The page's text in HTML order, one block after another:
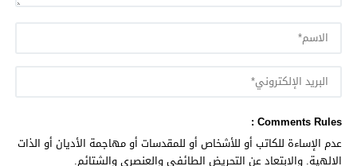
Comments Rules :
عدم الإساءة للكاتب أو للأشخاص أو للمقدسات أو مهاجمة الأديان أو الذات
الالهية. والابتعاد عن التحريض الطائفي والعنصري والشتائم.